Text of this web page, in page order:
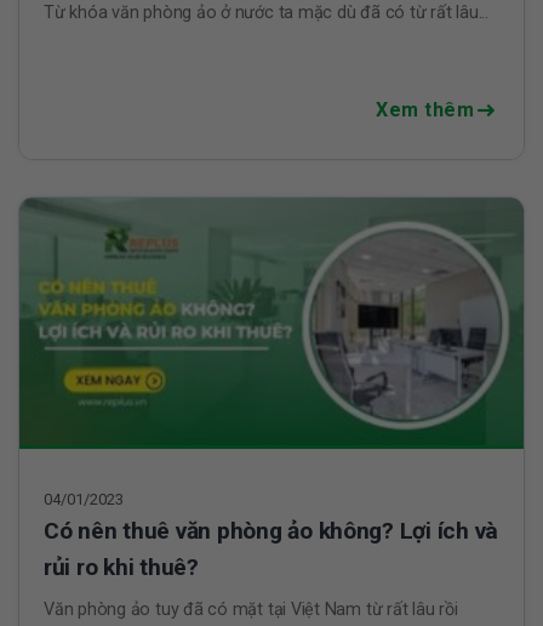
Từ khóa văn phòng ảo ở nước ta mặc dù đã có từ rất lâu...
Xem thêm
04/01/2023
Có nên thuê văn phòng ảo không? Lợi ích và
rủi ro khi thuê?
Văn phòng ảo tuy đã có mặt tại Việt Nam từ rất lâu rồi